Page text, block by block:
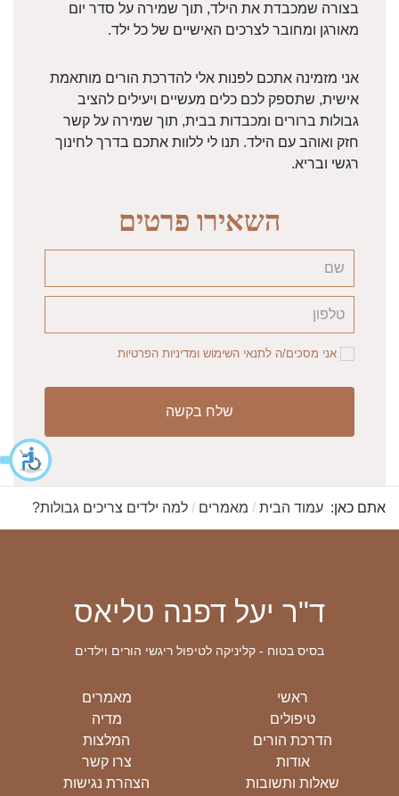
בצורה שמכבדת את הילד, תוך שמירה על סדר יום
מאורגן ומחובר לצרכים האישיים של כל ילד.
אני מזמינה אתכם לפנות אלי להדרכת הורים מותאמת
אישית, שתספק לכם כלים מעשיים ויעילים להציב
גבולות ברורים ומכבדות בבית, תוך שמירה על קשר
חזק ואוהב עם הילד. תנו לי ללוות אתכם בדרך לחינוך
רגשי ובריא.
השאירו פרטים
אני מסכים/ה לתנאי השימוש ומדיניות הפרטיות
שלח בקשה
אתם כאן: עמוד הבית מאמרים למה ילדים צריכים גבולות?
ד"ר יעל דפנה טליאס
בסיס בטוח - קליניקה לטיפול ריגשי הורים וילדים
ראשי
טיפולים
הדרכת הורים
אודות
שאלות ותשובות
מאמרים
מדיה
המלצות
צרו קשר
הצהרת נגישות